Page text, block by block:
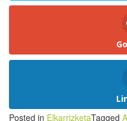
Posted in ElkarrizketaTagged